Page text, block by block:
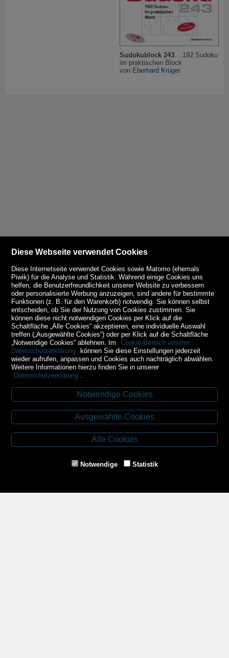
Sudokublock 243 . . 192 Sudoku
im praktischen Block
von Eberhard Krüger
Kontakt
Budweiser Str. 3
3943 Schrems
Tel.: 02853/77239
E-Mail: schrems@spazierer.at
Diese Webseite verwendet Cookies
Diese Internetseite verwendet Cookies sowie Matomo (ehemals
Piwik) für die Analyse und Statistik. Während einige Cookies uns
helfen, die Benutzerfreundlichkeit unserer Website zu verbessern
oder personalisierte Werbung anzuzeigen, sind andere für bestimmte
Funktionen (z. B. für den Warenkorb) notwendig. Sie können selbst
entscheiden, ob Sie der Nutzung von Cookies zustimmen. Sie
können diese nicht notwendigen Cookies per Klick auf die
Schaltfläche „Alle Cookies“ akzeptieren, eine individuelle Auswahl
treffen („Ausgewählte Cookies“) oder per Klick auf die Schaltfläche
„Notwendige Cookies“ ablehnen. Im
Cookie-Bereich unserer
Datenschutzerklärung können Sie diese Einstellungen jederzeit
wieder aufrufen, anpassen und Cookies auch nachträglich abwählen.
Weitere Informationen hierzu finden Sie in unserer
Datenschutzerklärung
Notwendige Cookies
Ausgewählte Cookies
Alle Cookies
Notwendige Statistik